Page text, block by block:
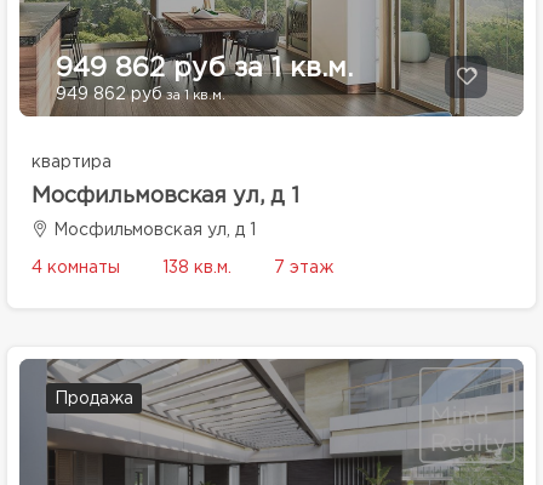
949 862 руб за 1 кв.м.
949 862 рубза 1 кв.м.
квартира
Мосфильмовская ул, д 1
Мосфильмовская ул, д 1
4 комнаты 138 кв.м. 7 этаж
Продажа